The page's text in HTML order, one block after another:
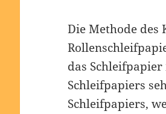
Die Methode des
das
Schleifpapiers
Schleifpapiers,